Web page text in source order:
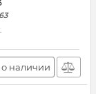
наличии